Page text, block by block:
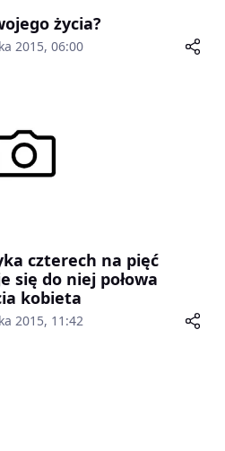
życia?
2015, 06:00
czterech na pięć
się do niej połowa
kobieta
2015, 11:42